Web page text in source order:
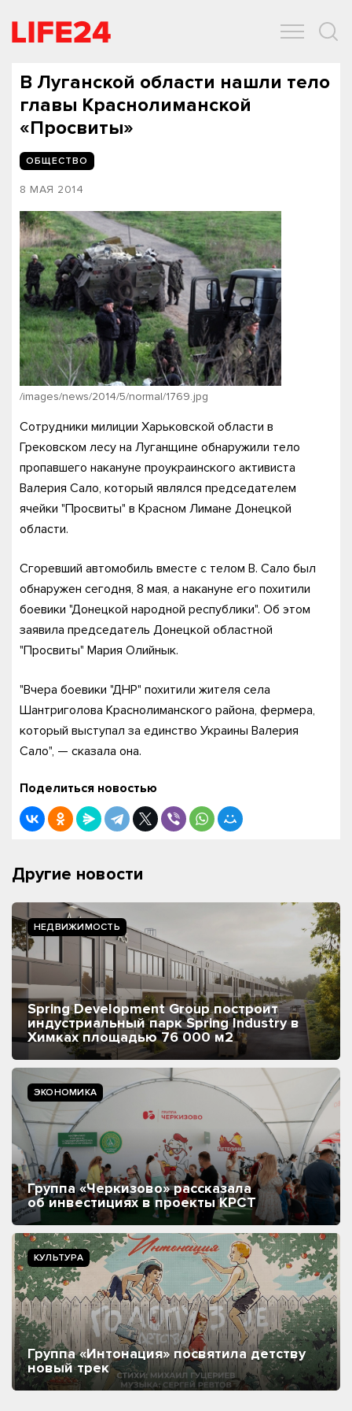
В Луганской области нашли тело
главы Краснолиманской
«Просвиты»
ОБЩЕСТВО
8 МАЯ 2014
/images/news/2014/5/normal/1769.jpg
Сотрудники милиции Харьковской области в
Грековском лесу на Луганщине обнаружили тело
пропавшего накануне проукраинского активиста
Валерия Сало, который являлся председателем
ячейки "Просвиты" в Красном Лимане Донецкой
области.
Сгоревший автомобиль вместе с телом В. Сало был
обнаружен сегодня, 8 мая, а накануне его похитили
боевики "Донецкой народной республики". Об этом
заявила председатель Донецкой областной
"Просвиты" Мария Олийнык.
"Вчера боевики "ДНР" похитили жителя села
Шантриголова Краснолиманского района, фермера,
который выступал за единство Украины Валерия
Сало", — сказала она.
Поделиться новостью
Другие новости
НЕДВИЖИМОСТЬ
Spring Development Group построит
индустриальный парк Spring Industry в
Химках площадью 76 000 м2
ЭКОНОМИКА
Группа «Черкизово» рассказала
об инвестициях в проекты КРСТ
КУЛЬТУРА
Группа «Интонация» посвятила детству
новый трек